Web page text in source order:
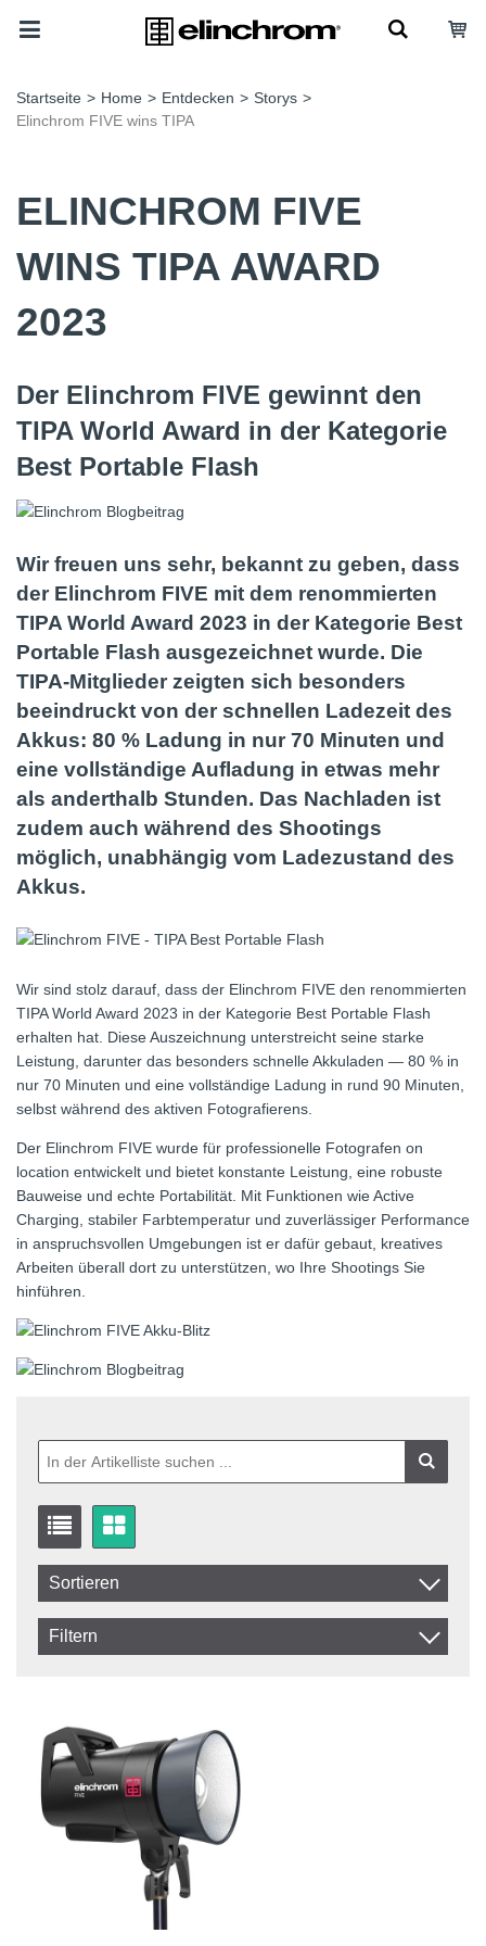
Startseite > Home > Entdecken > Storys >
Elinchrom FIVE wins TIPA
ELINCHROM FIVE
WINS TIPA AWARD
2023
Der Elinchrom FIVE gewinnt den
TIPA World Award in der Kategorie
Best Portable Flash
Wir freuen uns sehr, bekannt zu geben, dass
der Elinchrom FIVE mit dem renommierten
TIPA World Award 2023 in der Kategorie Best
Portable Flash ausgezeichnet wurde. Die
TIPA-Mitglieder zeigten sich besonders
beeindruckt von der schnellen Ladezeit des
Akkus: 80 % Ladung in nur 70 Minuten und
eine vollständige Aufladung in etwas mehr
als anderthalb Stunden. Das Nachladen ist
zudem auch während des Shootings
möglich, unabhängig vom Ladezustand des
Akkus.
Wir sind stolz darauf, dass der Elinchrom FIVE den renommierten
TIPA World Award 2023 in der Kategorie Best Portable Flash
erhalten hat. Diese Auszeichnung unterstreicht seine starke
Leistung, darunter das besonders schnelle Akkuladen — 80 % in
nur 70 Minuten und eine vollständige Ladung in rund 90 Minuten,
selbst während des aktiven Fotografierens.
Der Elinchrom FIVE wurde für professionelle Fotografen on
location entwickelt und bietet konstante Leistung, eine robuste
Bauweise und echte Portabilität. Mit Funktionen wie Active
Charging, stabiler Farbtemperatur und zuverlässiger Performance
in anspruchsvollen Umgebungen ist er dafür gebaut, kreatives
Arbeiten überall dort zu unterstützen, wo Ihre Shootings Sie
hinführen.
Sortieren
Artikelkod
Incl.Mwst
Filtern